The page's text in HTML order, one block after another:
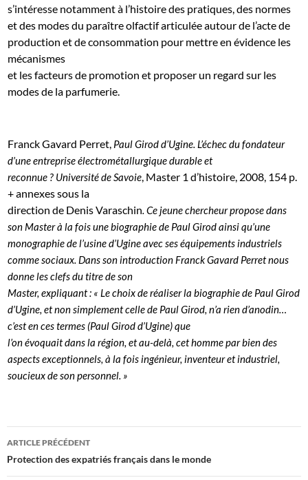
s’intéresse notamment à l’histoire des pratiques, des normes
et des modes du paraître olfactif articulée autour de l’acte de
production et de consommation pour mettre en évidence les
mécanismes
et les facteurs de promotion et proposer un regard sur les
modes de la parfumerie.
Franck Gavard Perret, Paul Girod d’Ugine. L’échec du fondateur
d’une entreprise électrométallurgique durable et
reconnue ? Université de Savoie, Master 1 d’histoire, 2008, 154 p.
+ annexes sous la
direction de Denis Varaschin. Ce jeune chercheur propose dans
son Master à la fois une biographie de Paul Girodainsi qu’une
monographie de l’usine d’Ugine avec ses équipements industriels
comme sociaux. Dans son introduction Franck Gavard Perret nous
donne les clefs du titre de son
Master, expliquant : « Le choix de réaliser la biographie de Paul Girod
d’Ugine, et non simplement celle de Paul Girod, n’a rien d’anodin…
c’est en ces termes (Paul Girod d’Ugine) que
l’on évoquait dans la région, et au-delà, cet homme par bien des
aspects exceptionnels, à la fois ingénieur, inventeur et industriel,
soucieux de son personnel. »
Navigation
des
ARTICLE PRÉCÉDENT
Protection des expatriés français dans le monde